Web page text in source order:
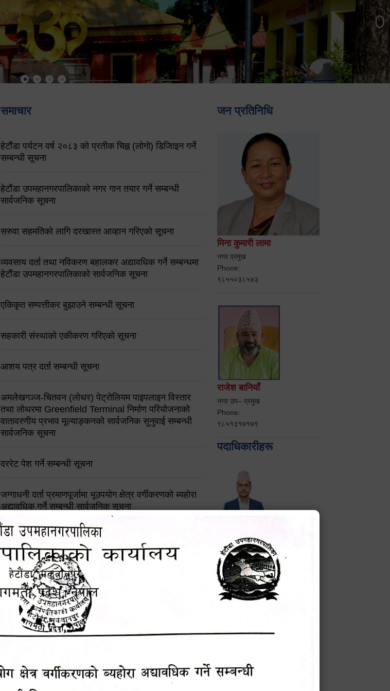
समाचार
हेटौंडा पर्यटन वर्ष २०८३ को प्रतीक चिह्न (लोगो) डिजिाइन गर्ने
सम्बन्धी सूचना
हेटौंडा उपमहानगरपालिकाको नगर गान तयार गर्ने सम्बन्धी
सार्वजनिक सूचना
सरुवा सहमतिको लागि दरखास्त आव्हान गरिएको सूचना
व्यवसाय दर्ता तथा नविकरण बहालकर अद्यावधिक गर्ने सम्बन्धमा
हेटौंडा उपमहानगरपालिकाको सार्वजनिक सूचना
एकिकृत सम्पत्तीकर बुझाउने सम्बन्धी सूचना
सहकारी संस्थाको एकीकरण गरिएको सूचना
आशय पत्र दर्ता सम्बन्धी सूचना
अमलेखगञ्ज-चितवन (लोथर) पेट्रोलियम पाइपलाइन विस्तार
तथा लोथरमा Greenfield Terminal निर्माण परियोजनाको
वातावरणीय प्रभाव मूल्याङ्कनको सार्वजनिक सुनुवाई सम्बन्धी
सार्वजनिक सूचना
दररेट पेश गर्ने सम्बन्धी सूचना
जग्गाधनी दर्ता प्रमाणपूर्जामा भूउपयोग क्षेत्र वर्गीकरणको ब्यहोरा
अद्यावधिक गर्ने सम्बन्धी सार्वजनिक सूचना
आशय पत्र दर्ता सम्बन्धी सूचना
शिक्षक सरुवा सहमतिका लागि दरखास्त आव्हान सम्बन्धी सूचना !
हेटौंडा उपमहानगरपालिकाको सूची दर्ता सम्बन्धी सूचना
चुरियामाई सुरुङको संरक्षण तथा व्यवस्थापनको जिम्मेवारी
पोषाक र परिचयपत्र अनिवार्य लगाउने सम्बन्धमा ।
जन प्रतिनिधि
मिना कुमारी लामा
नगर प्रमुख
Phone:
९८५५०३८५४३
राजेश बानियाँ
नगर उप– प्रमुख
Phone:
९८५१३१७१७९
पदाधिकारीहरू
प्रमुख प्रशासकीय अधिकृत
Phone: 9855010111
सविन न्यौपाने